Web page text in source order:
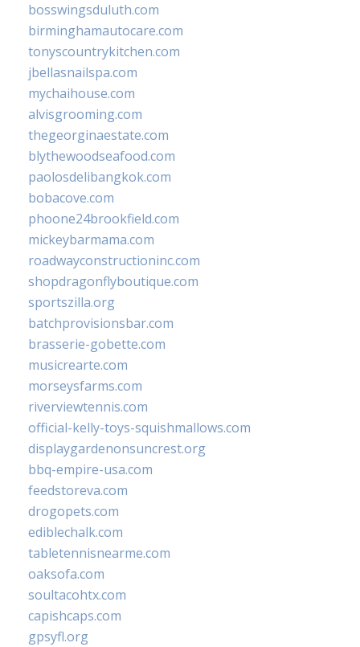
bosswingsduluth.com
birminghamautocare.com
tonyscountrykitchen.com
jbellasnailspa.com
mychaihouse.com
alvisgrooming.com
thegeorginaestate.com
blythewoodseafood.com
paolosdelibangkok.com
bobacove.com
phoone24brookfield.com
mickeybarmama.com
roadwayconstructioninc.com
shopdragonflyboutique.com
sportszilla.org
batchprovisionsbar.com
brasserie-gobette.com
musicrearte.com
morseysfarms.com
riverviewtennis.com
official-kelly-toys-squishmallows.com
displaygardenonsuncrest.org
bbq-empire-usa.com
feedstoreva.com
drogopets.com
ediblechalk.com
tabletennisnearme.com
oaksofa.com
soultacohtx.com
capishcaps.com
gpsyfl.org